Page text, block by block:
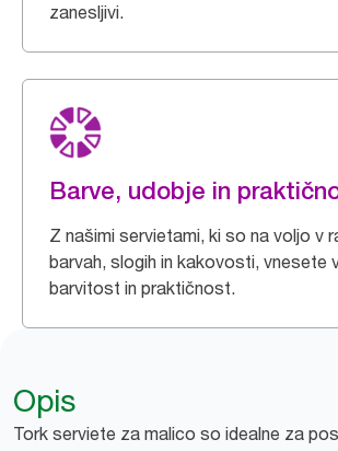
zanesljivi.
Barve, udobje in
Z našimi servietami, ki so na voljo v
barvah, slogih in kakovosti, vnesete
barvitost in praktičnost.
Opis
Tork serviete za malico so idealne za